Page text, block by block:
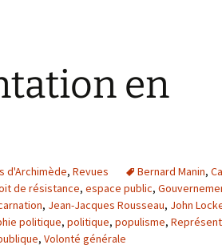
en
d'Archimède, Revues Bernard Manin,
de résistance, espace public,
, Jean-Jacques Rousseau, John
politique, politique, populisme,
, Volonté générale